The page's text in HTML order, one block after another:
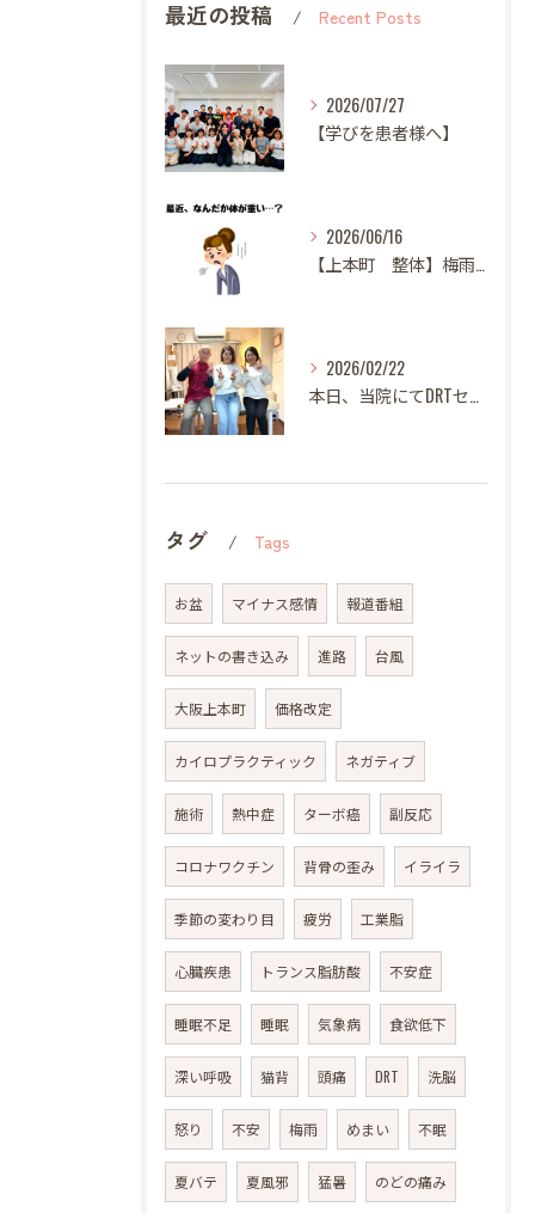
最近の投稿 Recent Posts
2026/07/27
【学びを患者様へ】
2026/06/16
【上本町 整体】梅雨になると体調が悪くなる方へ
2026/02/22
本日、当院にてDRTセミナーを開催いたしました。
タグ Tags
お盆 マイナス感情 報道番組
ネットの書き込み 進路 台風
大阪上本町 価格改定
カイロプラクティック ネガティブ
施術 熱中症 ターボ癌 副反応
コロナワクチン 背骨の歪み イライラ
季節の変わり目 疲労 工業脂
心臓疾患 トランス脂肪酸 不安症
睡眠不足 睡眠 気象病 食欲低下
深い呼吸 猫背 頭痛 DRT 洗脳
怒り 不安 梅雨 めまい 不眠
夏バテ 夏風邪 猛暑 のどの痛み